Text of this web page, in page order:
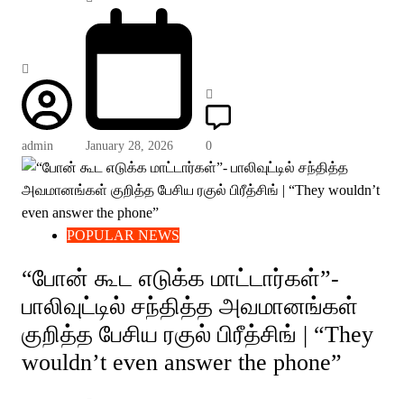
admin January 28, 2026 0
POPULAR NEWS
“போன் கூட எடுக்க மாட்டார்கள்”-
பாலிவுட்டில் சந்தித்த அவமானங்கள்
குறித்த பேசிய ரகுல் பிரீத்சிங் | “They
wouldn’t even answer the phone”